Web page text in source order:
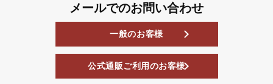
メールでのお問い合わせ
一般のお客様
公式通販ご利用のお客様